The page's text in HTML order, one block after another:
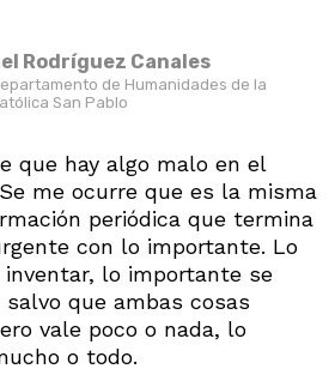
Rodríguez Canales
de Humanidades de la
San Pablo
que hay algo malo en el
me ocurre que es la misma
periódica que termina
con lo importante. Lo
lo importante se
que ambas cosas
vale poco o nada, lo
o todo.